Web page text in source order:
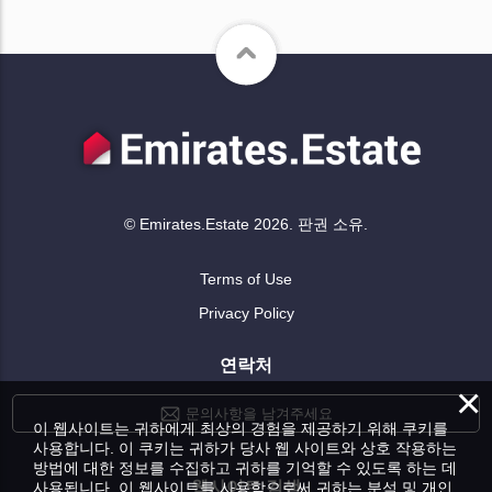
© Emirates.Estate 2026. 판권 소유.
Terms of Use
Privacy Policy
연락처
문의사항을 남겨주세요
웹사이트 검색
×
이 웹사이트는 귀하에게 최상의 경험을 제공하기 위해 쿠키를
사용합니다. 이 쿠키는 귀하가 당사 웹 사이트와 상호 작용하는
방법에 대한 정보를 수집하고 귀하를 기억할 수 있도록 하는 데
사용됩니다. 이 웹사이트를 사용함으로써 귀하는 분석 및 개인